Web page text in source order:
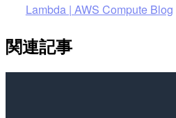
Lambda | AWS Compute Blog
関連記事